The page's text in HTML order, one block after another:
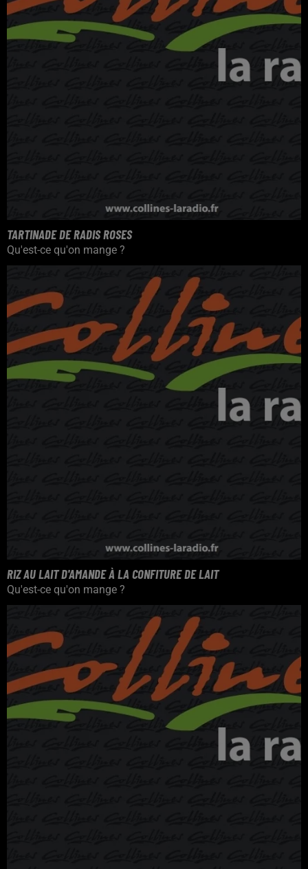
TARTINADE DE RADIS ROSES
Qu'est-ce qu'on mange ?
RIZ AU LAIT D'AMANDE À LA CONFITURE DE LAIT
Qu'est-ce qu'on mange ?